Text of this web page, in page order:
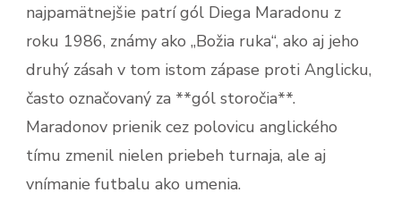
najpamätnejšie patrí gól Diega Maradonu z
roku 1986, známy ako „Božia ruka“, ako aj jeho
druhý zásah v tom istom zápase proti Anglicku,
často označovaný za **gól storočia**.
Maradonov prienik cez polovicu anglického
tímu zmenil nielen priebeh turnaja, ale aj
vnímanie futbalu ako umenia.